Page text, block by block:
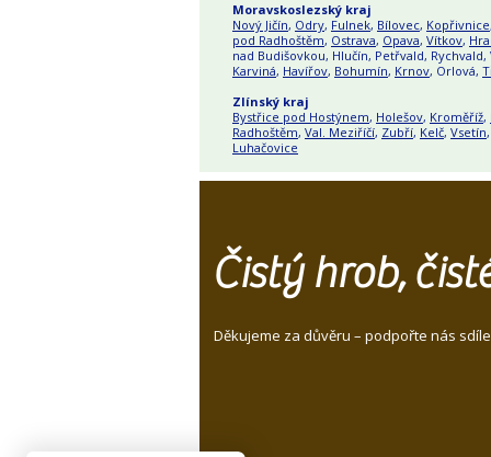
Moravskoslezský kraj
Nový Jičín, Odry, Fulnek, Bílovec, Kopřivnice,
pod Radhoštěm, Ostrava, Opava, Vítkov,
nad Budišovkou, Hlučín, Petřvald,
Karviná, Havířov, Bohumín, Krnov, Orlová,
Zlínský kraj
Bystřice pod Hostýnem, Holešov, Kroměříž,
Radhoštěm, Val. Meziříčí, Zubří, Kelč, Vsetín,
Luhačovice
Čistý hrob,
Děkujeme za důvěru – podpořte nás